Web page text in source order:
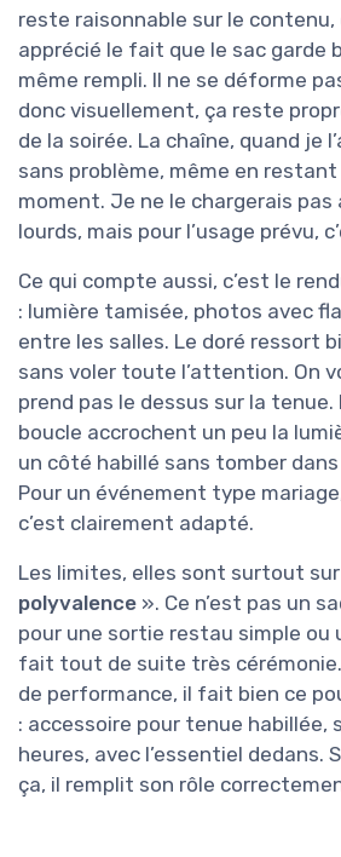
reste raisonnable sur le contenu,
apprécié le fait que le sac garde
même rempli. Il ne se déforme
donc visuellement, ça reste
de la soirée. La chaîne, quand je
sans problème, même en
moment. Je ne le chargerais pas
lourds, mais pour l’usage prévu,
Ce qui compte aussi, c’est le
: lumière tamisée, photos avec
entre les salles. Le doré ressort
sans voler toute l’attention. On
prend pas le dessus sur la tenue.
boucle accrochent un peu la
un côté habillé sans tomber
Pour un événement type
c’est clairement adapté.
Les limites, elles sont surtout
polyvalence ». Ce n’est pas un
pour une sortie restau simple ou
fait tout de suite très
de performance, il fait bien ce
: accessoire pour tenue habillée,
heures, avec l’essentiel dedans.
ça, il remplit son rôle